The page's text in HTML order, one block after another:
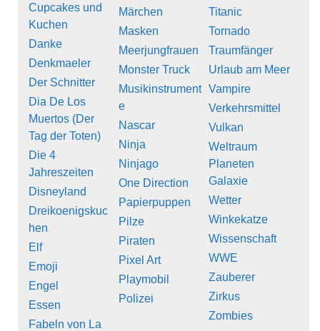
Cupcakes und
Kuchen
Danke
Denkmaeler
Der Schnitter
Dia De Los
Muertos (Der
Tag der Toten)
Die 4
Jahreszeiten
Disneyland
Dreikoenigskuc
hen
Elf
Emoji
Engel
Essen
Fabeln von La
Märchen
Masken
Meerjungfrauen
Monster Truck
Musikinstrument
e
Nascar
Ninja
Ninjago
One Direction
Papierpuppen
Pilze
Piraten
Pixel Art
Playmobil
Polizei
Titanic
Tornado
Traumfänger
Urlaub am Meer
Vampire
Verkehrsmittel
Vulkan
Weltraum
Planeten
Galaxie
Wetter
Winkekatze
Wissenschaft
WWE
Zauberer
Zirkus
Zombies